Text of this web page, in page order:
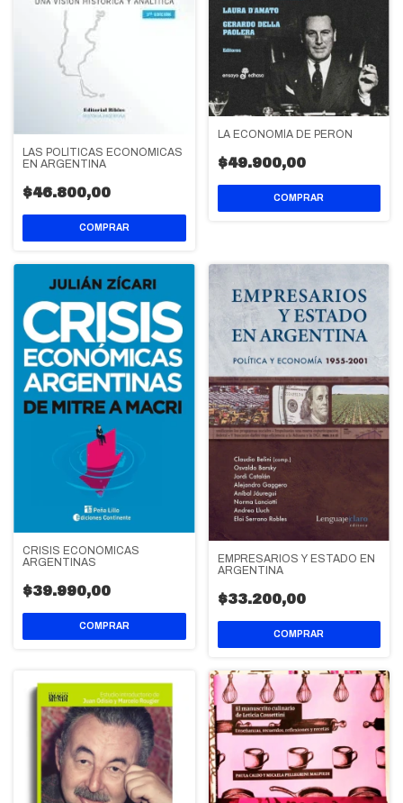
LAS POLÍTICAS ECONÓMICAS
EN ARGENTINA
$46.800,00
LA ECONOMÍA DE PERÓN
$49.900,00
CRISIS ECONÓMICAS
ARGENTINAS
$39.990,00
EMPRESARIOS Y ESTADO EN
ARGENTINA
$33.200,00